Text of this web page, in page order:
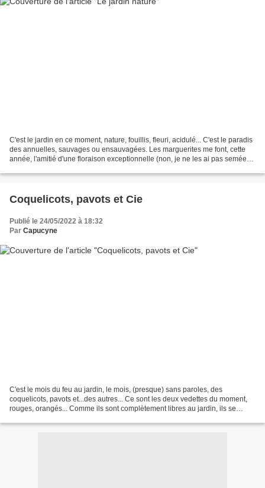
C'est le jardin en ce moment, nature, fouillis, fleuri, acidulé... C'est le paradis
des annuelles, sauvages ou ensauvagées. Les marguerites me font, cette
année, l'amitié d'une floraison exceptionnelle (non, je ne les ai pas semées
Coquelicots, pavots et Cie
Publié le 24/05/2022 à 18:32
Par Capucyne
C'est le mois du feu au jardin, le mois, (presque) sans paroles, des
coquelicots, pavots et...des autres... Ce sont les deux vedettes du moment,
rouges, orangés... Comme ils sont complètement libres au jardin, ils se